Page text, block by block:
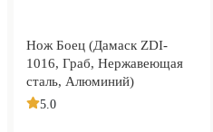
Нож Боец (Дамаск ZDI-
1016, Граб, Нержавеющая
сталь, Алюминий)
5.0